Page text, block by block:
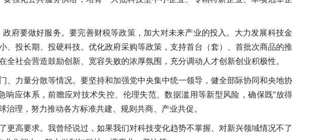
府要做好服务。要完善财税等政策，加大对未来产业的投入。大力发展科技金
投长期、投硬科技。优化政府采购等政策，支持首台（套）、首批次商品的推
社会营造鼓励创新、宽容失败的浓厚氛围，充分调动人才创新创业积极性。
力量分散等情况。要坚持和加强党中央集中统一领导，健全部际协同和央地协
应体系，前瞻应对技术失控、伦理失范、数据滥用等新型风险，确保既“放得
治理，努力推动各方标准共建、规则共商、产业共促。
高要求。我曾经说过，如果我们对科技变化趋势不掌握、对新兴领域情况不了